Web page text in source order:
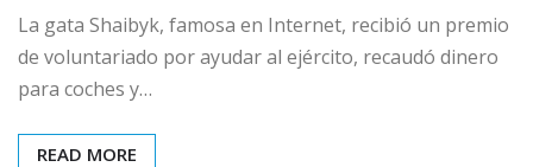
La gata Shaibyk, famosa en Internet, recibió un premio
de voluntariado por ayudar al ejército, recaudó dinero
para coches y…
READ MORE